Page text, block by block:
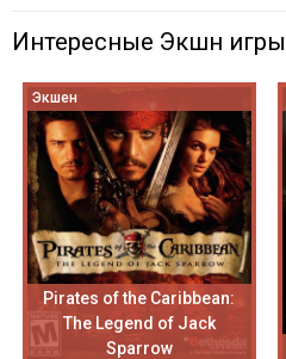
Интересные Экшн игры
Экшен
Pirates of the Caribbean:
The Legend of Jack
Sparrow